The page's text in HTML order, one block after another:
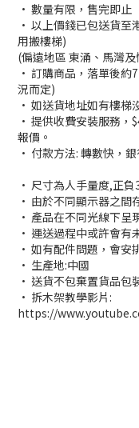
• 數量有限，售完即止
• 以上價錢已包送貨至
用搬樓梯)
(偏遠地區 東涌、馬灣
• 訂購商品，落單後約
況而定)
• 如送貨地址如有樓梯
• 提供收費安裝服務，
報價。
• 付款方法: 轉數快，
• 尺寸為人手量度,正
• 由於不同顯示器之間
• 產品在不同光線下呈
• 運送過程中或許會有
• 如有配件問題，會安
• 生產地:中國
• 送貨不包棄置貨品包
• 拆木架教學影片:
https://